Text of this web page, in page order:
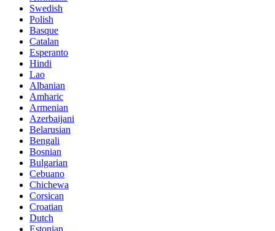
Swedish
Polish
Basque
Catalan
Esperanto
Hindi
Lao
Albanian
Amharic
Armenian
Azerbaijani
Belarusian
Bengali
Bosnian
Bulgarian
Cebuano
Chichewa
Corsican
Croatian
Dutch
Estonian